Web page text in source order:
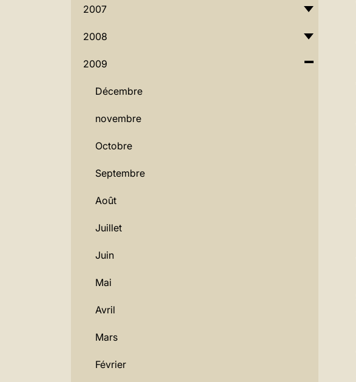
2007
2008
2009
Décembre
novembre
Octobre
Septembre
Août
Juillet
Juin
Mai
Avril
Mars
Février